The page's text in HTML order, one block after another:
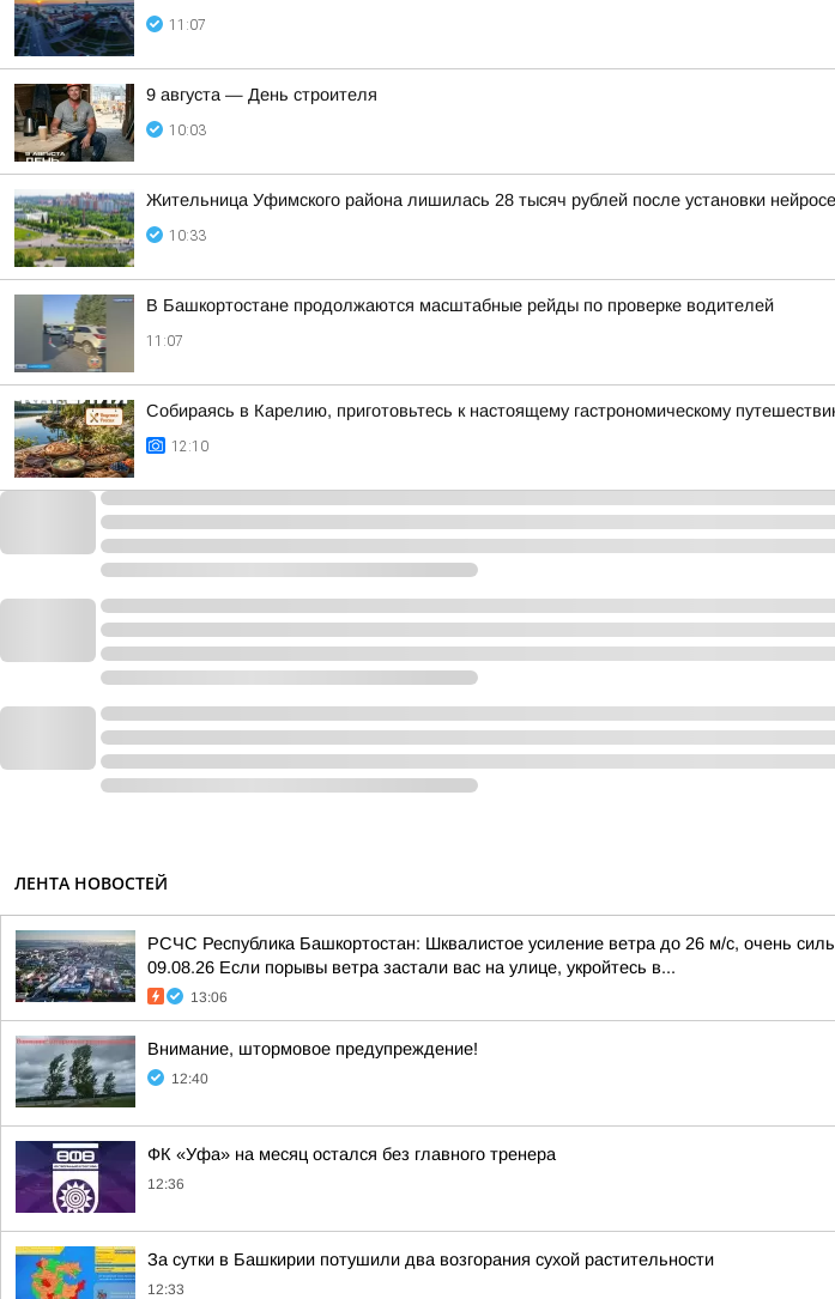
11:07
9 августа — День строителя
10:03
Жительница Уфимского района лишилась 28 тысяч рублей после установки
10:33
В Башкортостане продолжаются масштабные рейды по проверке водителей
11:07
Собираясь в Карелию, приготовьтесь к настоящему гастрономическому
12:10
ЛЕНТА НОВОСТЕЙ
РСЧС Республика Башкортостан: Шквалистое усиление ветра до 26 м/с, очень
09.08.26 Если порывы ветра застали вас на улице, укройтесь в...
13:06
Внимание, штормовое предупреждение!
12:40
ФК «Уфа» на месяц остался без главного тренера
12:36
За сутки в Башкирии потушили два возгорания сухой растительности
12:33